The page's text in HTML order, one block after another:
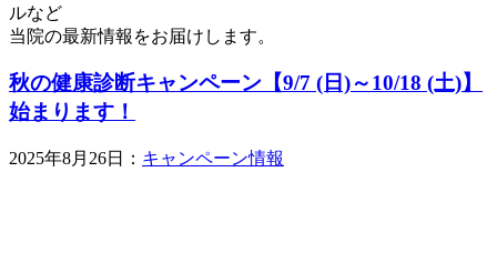
ルなど
当院の最新情報をお届けします。
秋の健康診断キャンペーン【9/7 (日)～10/18 (土)】
始まります！
2025年8月26日： キャンペーン情報